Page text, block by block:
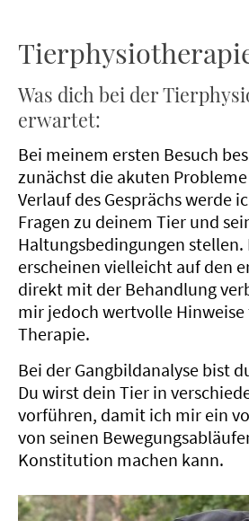
Was dich bei der
erwartet:
Bei meinem ersten Besuch
zunächst die akuten
Verlauf des Gesprächs werde
Fragen zu deinem Tier und
Haltungsbedingungen stellen.
erscheinen vielleicht auf den
direkt mit der Behandlung
mir jedoch wertvolle
Therapie.
Bei der Gangbildanalyse bist
Du wirst dein Tier in
vorführen, damit ich mir ein
von seinen
Konstitution machen kann.